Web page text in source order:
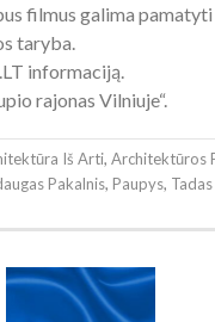
filmus galima pamatyti
taryba.
informaciją.
rajonas Vilniuje“.
Iš Arti, Architektūros
Pakalnis, Paupys,